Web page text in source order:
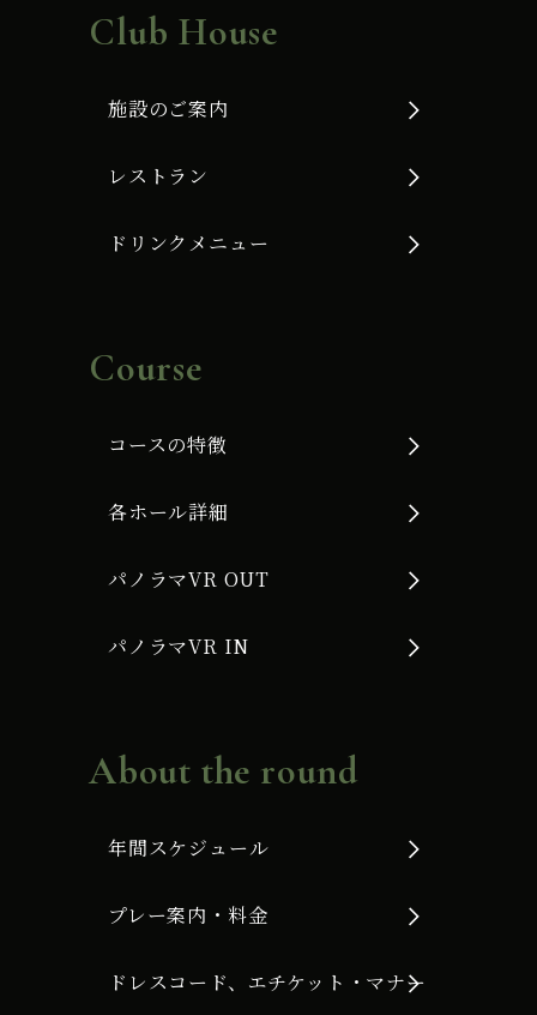
Club House
施設のご案内
レストラン
ドリンクメニュー
Course
コースの特徴
各ホール詳細
パノラマVR OUT
パノラマVR IN
About the round
年間スケジュール
プレー案内・料金
ドレスコード、エチケット・マナー